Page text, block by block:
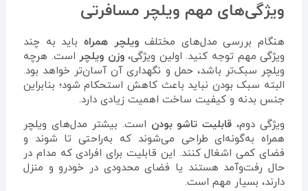
ویژگی‌های مهم ویلچر مسافرتی
هنگام بررسی مدل‌های مختلفویلچر همراه باید به چند
ویژگی مهم توجه کنید. اولین ویژگی،وزن ویلچر است. هرچه
ویلچر سبک‌تر باشد، حمل و نگهداری آن آسان‌تر خواهد بود.
البته سبک بودن نباید باعث کاهش استحکام شود؛ بنابراین
جنس بدنه و کیفیت ساخت اهمیت زیادی دارد.
ویژگی دوم، قابلیت تاشو بودن است. بیشتر مدل‌های ویلچر
همراه به‌گونه‌ای طراحی می‌شوند که به‌راحتی تا شوند و
فضای کمی اشغال کنند. این قابلیت برای افرادی که مدام در
حال رفت‌وآمد هستند یا فضای محدودی در خودرو و منزل
دارند، بسیار مهم است.